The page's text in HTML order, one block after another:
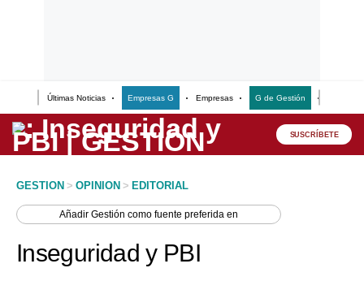
Últimas Noticias Empresas G Empresas G de Gestión
Lo último
Peru Quiosco
Economía
SUSCRÍBETE
GESTION > OPINION > EDITORIAL
AñadirGestión como fuente preferida en
Inseguridad y PBI